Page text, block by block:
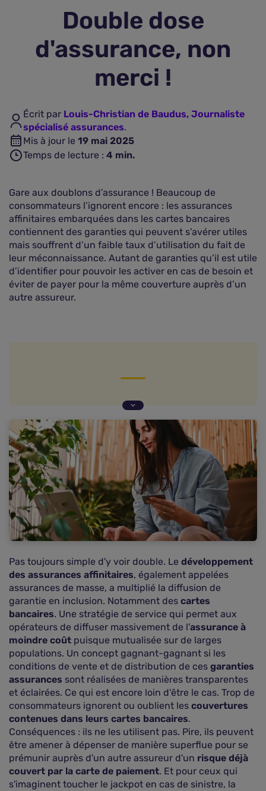
Assurance vie
Plus d'assurances
Double dose
d'assurance, non
merci !
Écrit par Louis-Christian de Baudus, Journaliste
spécialisé assurances.
Mis à jour le 19 mai 2025
Temps de lecture : 4 min.
Gare aux doublons d’assurance ! Beaucoup de
consommateurs l’ignorent encore : les assurances
affinitaires embarquées dans les cartes bancaires
contiennent des garanties qui peuvent s’avérer utiles
mais souffrent d’un faible taux d’utilisation du fait de
leur méconnaissance. Autant de garanties qu’il est utile
d’identifier pour pouvoir les activer en cas de besoin et
éviter de payer pour la même couverture auprès d’un
autre assureur.
insuffisances de garanties !
Nous sommes abonnés à l'assurance !
Garder la tête froide
Pas toujours simple d'y voir double. Le développement
des assurances affinitaires, également appelées
assurances de masse, a multiplié la diffusion de
garantie en inclusion. Notamment des cartes
bancaires. Une stratégie de service qui permet aux
opérateurs de diffuser massivement de l'assurance à
moindre coût puisque mutualisée sur de larges
populations. Un concept gagnant-gagnant si les
conditions de vente et de distribution de ces garanties
assurances sont réalisées de manières transparentes
et éclairées. Ce qui est encore loin d'être le cas. Trop de
consommateurs ignorent ou oublient les couvertures
contenues dans leurs cartes bancaires.
Conséquences : ils ne les utilisent pas. Pire, ils peuvent
être amener à dépenser de manière superflue pour se
prémunir auprès d'un autre assureur d'un risque déjà
couvert par la carte de paiement. Et pour ceux qui
s'imaginent toucher le jackpot en cas de sinistre, la